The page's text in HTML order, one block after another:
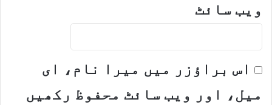
ویب‌ سائٹ
اس براؤزر میں میرا نام، ای
میل، اور ویب سائٹ محفوظ رکھیں